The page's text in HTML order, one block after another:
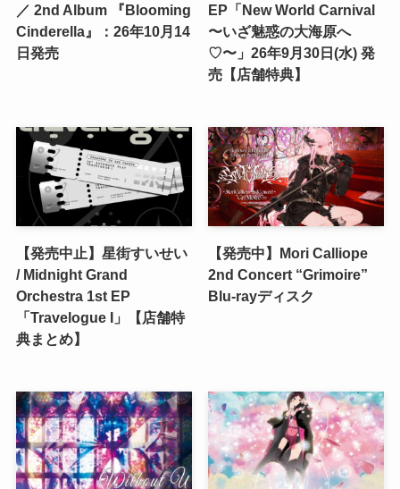
／ 2nd Album 『Blooming
Cinderella』：26年10月14
日発売
EP「New World Carnival
〜いざ魅惑の大海原へ
♡〜」26年9月30日(水) 発
売【店舗特典】
【発売中止】星街すいせい
/ Midnight Grand
Orchestra 1st EP
「Travelogue I」【店舗特
典まとめ】
【発売中】Mori Calliope
2nd Concert “Grimoire”
Blu-rayディスク